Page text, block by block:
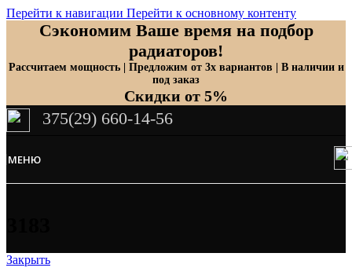
Перейти к навигации Перейти к основному контенту
Сэкономим Ваше время на подбор
радиаторов!
Рассчитаем мощность | Предложим от 3х вариантов | В наличии и
под заказ
Скидки от 5%
375(29) 660-14-56
МЕНЮ
Закрыть